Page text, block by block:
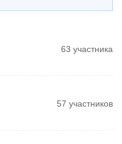
63 участника
57 участников